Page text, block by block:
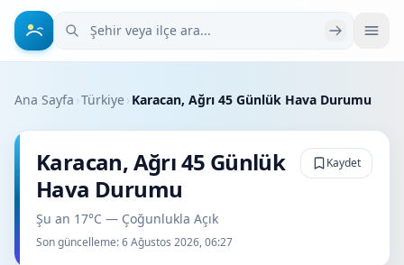
Şehir veya ilçe ara
Ana Sayfa ›Türkiye› Karacan, Ağrı 45 Günlük Hava Durumu
Karacan, Ağrı 45 Günlük
Hava Durumu
Şu an 17°C — Çoğunlukla Açık
Son güncelleme:6 Ağustos 2026, 06:27
Kaydet